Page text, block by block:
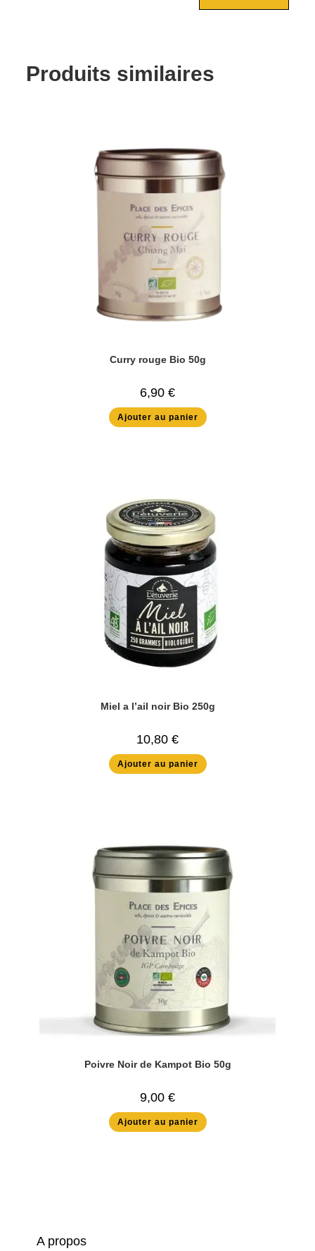
Produits similaires
Curry rouge Bio 50g
6,90 €
Ajouter au panier
Miel a l’ail noir Bio 250g
10,80 €
Ajouter au panier
Poivre Noir de Kampot Bio 50g
9,00 €
Ajouter au panier
A propos